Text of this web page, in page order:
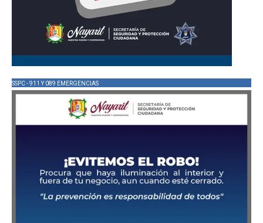
SSPC - 911 Y 089 EMERGENCIAS